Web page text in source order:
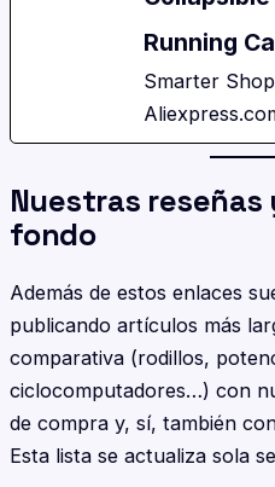
Running
Smarter
Nuestras
fondo
Además de estos enlaces
publicando artículos más
comparativa (rodillos,
ciclocomputadores…) con
de compra y, sí, también
Esta lista se actualiza sola